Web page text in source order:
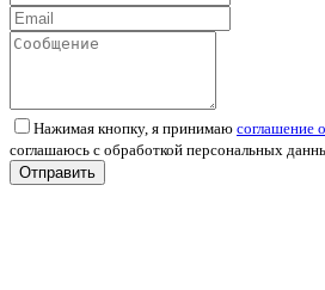
Нажимая кнопку, я принимаю соглашение
соглашаюсь с обработкой персональных
Отправить